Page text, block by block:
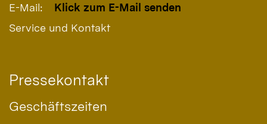
E-Mail:
Klick zum E-Mail senden
Service und Kontakt
Pressekontakt
Geschäftszeiten